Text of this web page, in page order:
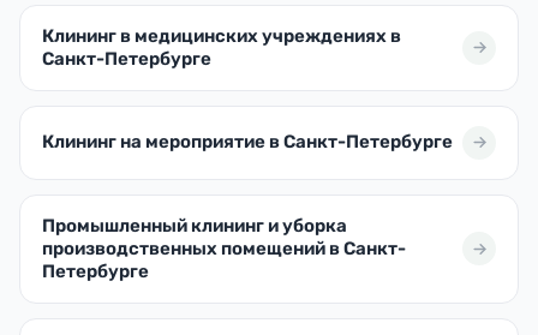
Клининг в медицинских учреждениях в
Санкт-Петербурге
Клининг на мероприятие в Санкт-Петербурге
Промышленный клининг и уборка
производственных помещений в Санкт-
Петербурге